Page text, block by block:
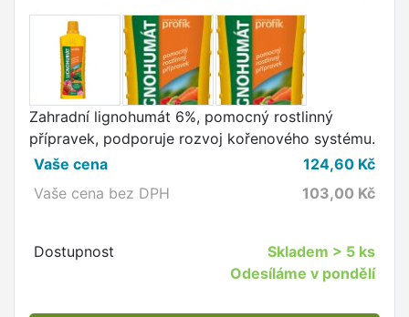
Zahradní lignohumát 6%, pomocný rostlinný
přípravek, podporuje rozvoj kořenového systému.
Vaše cena
124,60 Kč
Vaše cena bez DPH
103,00 Kč
Dostupnost Skladem > 5 ks
Odesíláme v pondělí